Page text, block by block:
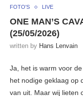
FOTO'S LIVE
ONE MAN’S
(25/05/2026)
written by Hans Lenvain
Ja, het is warm voor
het nodige geklaag op
van uit. Maar wij lieten